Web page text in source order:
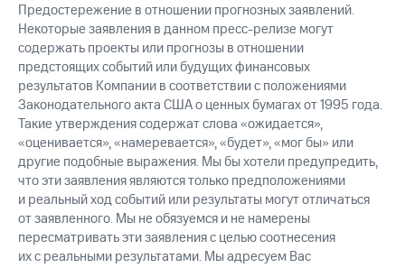
Предостережение в отношении прогнозных заявлений.
Некоторые заявления в данном пресс-релизе могут
содержать проекты или прогнозы в отношении
предстоящих событий или будущих финансовых
результатов Компании в соответствии с положениями
Законодательного акта США о ценных бумагах от 1995 года.
Такие утверждения содержат слова «ожидается»,
«оценивается», «намеревается», «будет», «мог бы» или
другие подобные выражения. Мы бы хотели предупредить,
что эти заявления являются только предположениями
и реальный ход событий или результаты могут отличаться
от заявленного. Мы не обязуемся и не намерены
пересматривать эти заявления с целью соотнесения
их с реальными результатами. Мы адресуем Вас